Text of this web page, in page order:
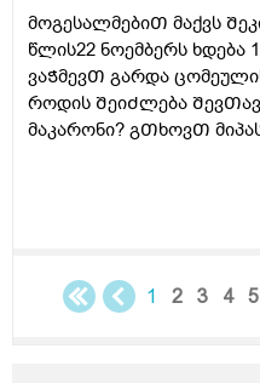
და წინააღმდეგობას
განიცდის რომ ვუხსნი რა
მსგავსი კვება,მაგრამ არ
რამ.მირჩიეთ როგორ
კუთხით თუ მუშაობს რომ
მოგესალმებიᲗ მაქვს
წლის22 ნოემბერს ხდება
ვაᲭმევᲗ გარდა
როდის ᲨეიᲫლება
მაკარონი? გᲗხოვᲗ
1 2 3 4 5